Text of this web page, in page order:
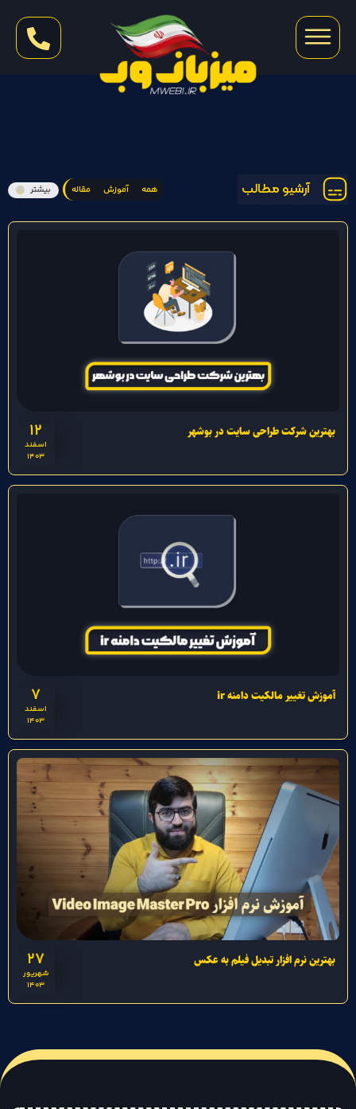
آرشیو مطالب همه آموزش مقاله بیشتر
12
اسفند
1403
بهترین شرکت طراحی سایت در بوشهر
7
اسفند
1403
آموزش تغییر مالکیت دامنه ir
27
شهریور
1403
بهترین نرم افزار تبدیل فیلم به عکس